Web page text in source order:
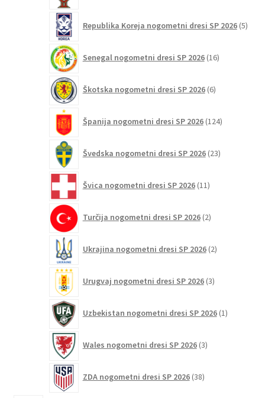
Republika Koreja nogometni dresi SP 2026 5
Senegal nogometni dresi SP 2026 16izdelkov
Škotska nogometni dresi SP 2026 6izdelkov
Španija nogometni dresi SP 2026 124izdelkov
Švedska nogometni dresi SP 2026 23izdelkov
Švica nogometni dresi SP 2026 11izdelkov
Turčija nogometni dresi SP 2026 2izdelka
Ukrajina nogometni dresi SP 2026 2izdelka
Urugvaj nogometni dresi SP 2026 3izdelki
Uzbekistan nogometni dresi SP 2026 1izdelek
Wales nogometni dresi SP 2026 3izdelki
ZDA nogometni dresi SP 2026 38izdelkov